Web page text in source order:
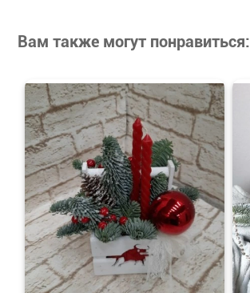
Вам также могут понравиться: